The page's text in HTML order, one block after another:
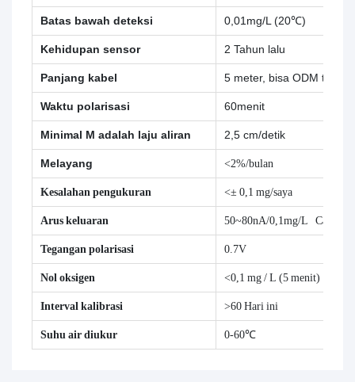
Batas bawah deteksi 0,01mg/L (20℃)
Kehidupan sensor 2 Tahun lalu
Panjang kabel 5 meter, bisa ODM
Waktu polarisasi 60menit
Minimal M adalah laju aliran 2,5 cm/detik
Melayang <2%/bulan
Kesalahan pengukuran <± 0,1 mg/saya
Arus keluaran 50~80nA/0,1mg/L Catatan:
Tegangan polarisasi 0.7V
Nol oksigen <0,1 mg / L (5 menit)
Interval kalibrasi >60 Hari ini
Suhu air diukur 0-60℃